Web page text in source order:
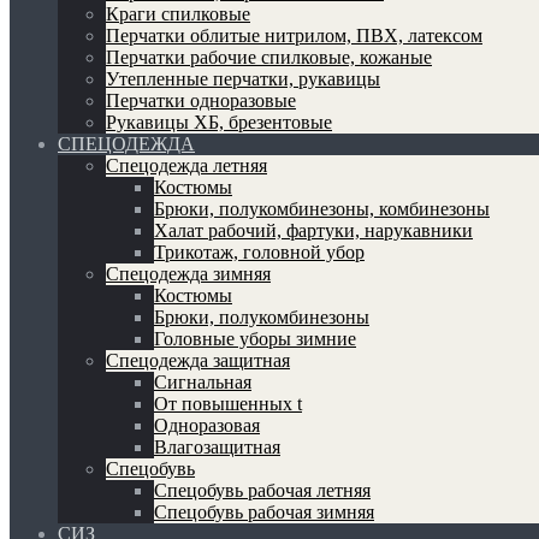
Краги спилковые
Перчатки облитые нитрилом, ПВХ, латексом
Перчатки рабочие спилковые, кожаные
Утепленные перчатки, рукавицы
Перчатки одноразовые
Рукавицы ХБ, брезентовые
СПЕЦОДЕЖДА
Спецодежда летняя
Костюмы
Брюки, полукомбинезоны, комбинезоны
Халат рабочий, фартуки, нарукавники
Трикотаж, головной убор
Спецодежда зимняя
Костюмы
Брюки, полукомбинезоны
Головные уборы зимние
Спецодежда защитная
Сигнальная
От повышенных t
Одноразовая
Влагозащитная
Спецобувь
Спецобувь рабочая летняя
Спецобувь рабочая зимняя
СИЗ